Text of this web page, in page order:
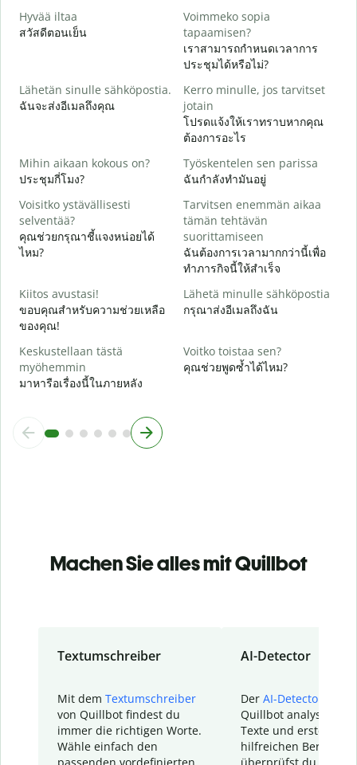
Hyvää iltaa
สวัสดีตอนเย็น
Voimmeko sopia
tapaamisen?
เราสามารถกำหนดเวลาการ
ประชุมได้หรือไม่?
Lähetän sinulle sähköpostia.
ฉันจะส่งอีเมลถึงคุณ
Kerro minulle, jos tarvitset
jotain
โปรดแจ้งให้เราทราบหากคุณ
ต้องการอะไร
Mihin aikaan kokous on?
ประชุมกี่โมง?
Työskentelen sen parissa
ฉันกำลังทำมันอยู่
Voisitko ystävällisesti
selventää?
คุณช่วยกรุณาชี้แจงหน่อยได้
ไหม?
Tarvitsen enemmän aikaa
tämän tehtävän
suorittamiseen
ฉันต้องการเวลามากกว่านี้เพื่อ
ทำภารกิจนี้ให้สำเร็จ
Kiitos avustasi!
ขอบคุณสำหรับความช่วยเหลือ
ของคุณ!
Lähetä minulle sähköpostia
กรุณาส่งอีเมลถึงฉัน
Keskustellaan tästä
myöhemmin
มาหารือเรื่องนี้ในภายหลัง
Voitko toistaa sen?
คุณช่วยพูดซ้ำได้ไหม?
Machen Sie alles mit Quillbot
Textumschreiber
Mit dem Textumschreiber
von Quillbot findest du
immer die richtigen Worte.
Wähle einfach den
AI-Detector
Der AI-Detector
Quillbot analysiert
Texte und erstellt
hilfreichen Bericht.